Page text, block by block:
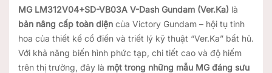
MG LM312V04+SD-VB03A V-Dash Gundam (Ver.Ka) là
bản nâng cấp toàn diện của Victory Gundam – hội tụ tinh
hoa của thiết kế cổ điển và triết lý kỹ thuật “Ver.Ka” bất hủ.
Với khả năng biến hình phức tạp, chi tiết cao và độ hiếm
trên thị trường, đây là một trong những mẫu MG đáng sưu